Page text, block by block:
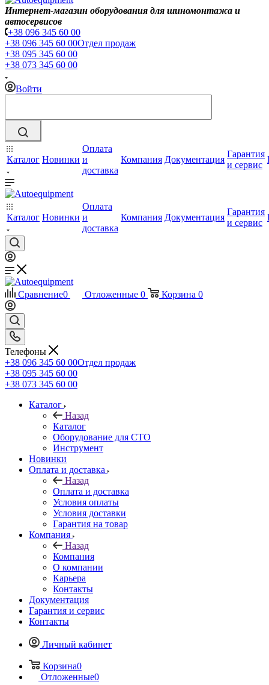
Интернет-магазин оборудования для шиномонтажа и
автосервисов
+38 096 345 60 00
+38 096 345 60 00Отдел продаж
+38 095 345 60 00
+38 073 345 60 00
Войти
Каталог Новинки
Оплата
и
доставка
Компания Документация
Гарантия
и сервис
Каталог Новинки
Оплата
и
доставка
Компания Документация
Гарантия
и сервис
Сравнение0 Отложенные 0 Корзина 0
Телефоны
+38 096 345 60 00Отдел продаж
+38 095 345 60 00
+38 073 345 60 00
Каталог
Назад
Каталог
Оборудование для СТО
Инструмент
Новинки
Оплата и доставка
Назад
Оплата и доставка
Условия оплаты
Условия доставки
Гарантия на товар
Компания
Назад
Компания
О компании
Карьера
Контакты
Документация
Гарантия и сервис
Контакты
Личный кабинет
Корзина0
Отложенные0